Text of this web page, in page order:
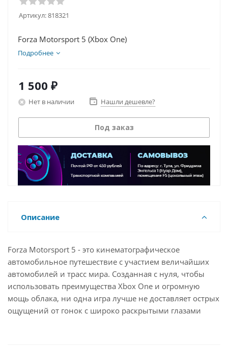
Артикул:818321
Forza Motorsport 5 (Xbox One)
Подробнее
1 500 ₽
Нет в наличии Нашли дешевле?
Под заказ
Описание
Forza Motorsport 5 - это кинематографическое
автомобильное путешествие с участием величайших
автомобилей и трасс мира. Созданная с нуля, чтобы
использовать преимущества Xbox One и огромную
мощь облака, ни одна игра лучше не доставляет острых
ощущений от гонок с широко раскрытыми глазами